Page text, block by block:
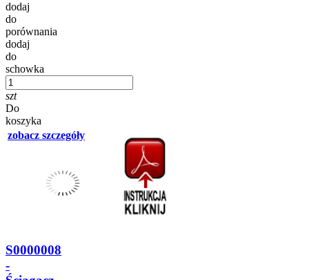
dodaj
do
porównania
dodaj
do
schowka
szt
Do
koszyka
zobacz szczegóły
S0000008
-